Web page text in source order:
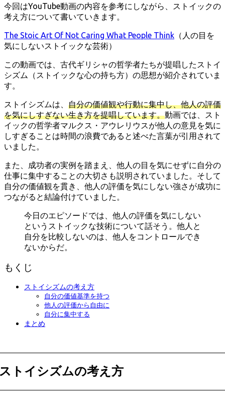
今回はYouTube動画の内容を参考にしながら、ストイックの
考え方について書いていきます。
The Stoic Art Of Not Caring What People Think （人の目を
気にしないストイックな芸術）
この動画では、古代ギリシャの哲学者たちが提唱したストイ
シズム（ストイックな心の持ち方）の思想が紹介されていま
す。
ストイシズムは、 自分の価値観や行動に集中し、他人の評価
を気にしすぎない生き方を提唱しています。動画では、スト
イックの哲学者マルクス・アウレリウスが他人の意見を気に
しすぎることは時間の浪費であると述べた言葉が引用されて
いました。
また、成功者の実例を踏まえ、他人の目を気にせずに自分の
仕事に集中することの大切さも説明されていました。そして
自分の価値観を貫き、他人の評価を気にしない強さが成功に
つながると結論付けていました。
今日のエピソードでは、他人の評価を気にしない
というストイックな技術について話そう。他人と
自分を比較しないのは、他人をコントロールでき
ないからだ。
もくじ
ストイシズムの考え方
自分の価値基準を持つ
他人の評価から自由に
自分に集中する
まとめ
トイシズムの考え方